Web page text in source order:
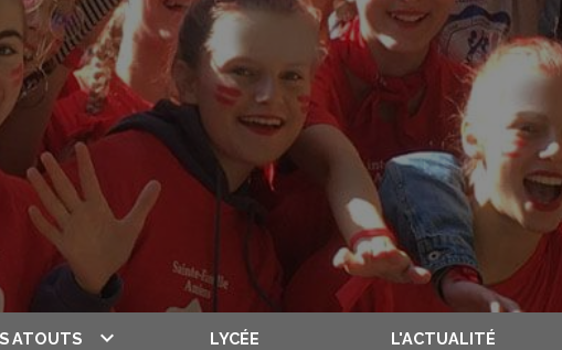
ATOUTS LYCÉE L'ACTUALITÉ